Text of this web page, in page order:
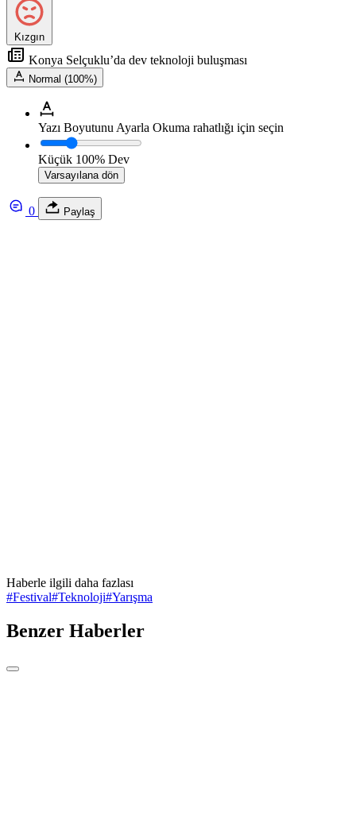
Kızgın
Konya Selçuklu’da dev teknoloji buluşması
Normal (100%)
Yazı Boyutunu Ayarla Okuma rahatlığı için seçin
Küçük 100% Dev
Varsayılana dön
0 Paylaş
Haberle ilgili daha fazlası
#Festival#Teknoloji#Yarışma
Benzer Haberler